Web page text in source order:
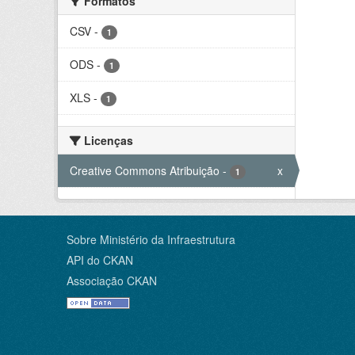
CSV - 1
ODS - 1
XLS - 1
Licenças
Creative Commons Atribuição - 1 x
Sobre Ministério da Infraestrutura
API do CKAN
Associação CKAN